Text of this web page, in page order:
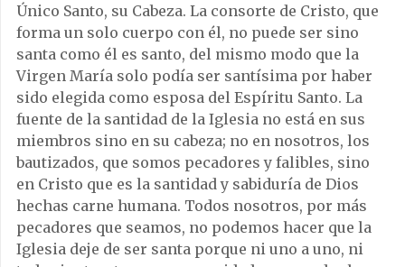
Único Santo, su Cabeza. La consorte de Cristo, que
forma un solo cuerpo con él, no puede ser sino
santa como él es santo, del mismo modo que la
Virgen María solo podía ser santísima por haber
sido elegida como esposa del Espíritu Santo. La
fuente de la santidad de la Iglesia no está en sus
miembros sino en su cabeza; no en nosotros, los
bautizados, que somos pecadores y falibles, sino
en Cristo que es la santidad y sabiduría de Dios
hechas carne humana. Todos nosotros, por más
pecadores que seamos, no podemos hacer que la
Iglesia deje de ser santa porque ni uno a uno, ni